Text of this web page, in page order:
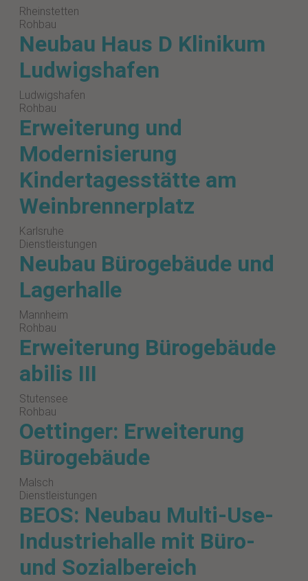
Rheinstetten
Rohbau
Neubau Haus D Klinikum
Ludwigshafen
Ludwigshafen
Rohbau
Erweiterung und
Modernisierung
Kindertagesstätte am
Weinbrennerplatz
Karlsruhe
Dienstleistungen
Neubau Bürogebäude und
Lagerhalle
Mannheim
Rohbau
Erweiterung Bürogebäude
abilis III
Stutensee
Rohbau
Oettinger: Erweiterung
Bürogebäude
Malsch
Dienstleistungen
BEOS: Neubau Multi-Use-
Industriehalle mit Büro-
und Sozialbereich